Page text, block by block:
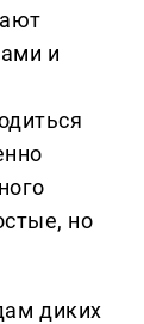
и
но
диких